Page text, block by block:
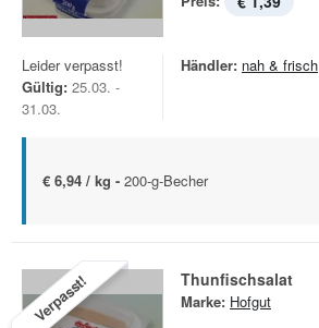
Leider verpasst!
Gültig: 25.03. -
31.03.
Händler: nah & frisch
€ 6,94 / kg - 200-g-Becher
Verpasst! Thunfischsalat
Marke: Hofgut